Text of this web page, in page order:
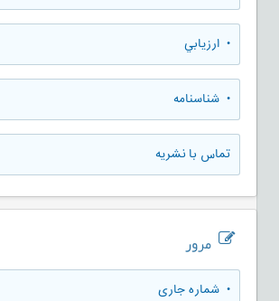
• ارزيابي
• شناسنامه
تماس با نشریه
مرور
• شماره جاری